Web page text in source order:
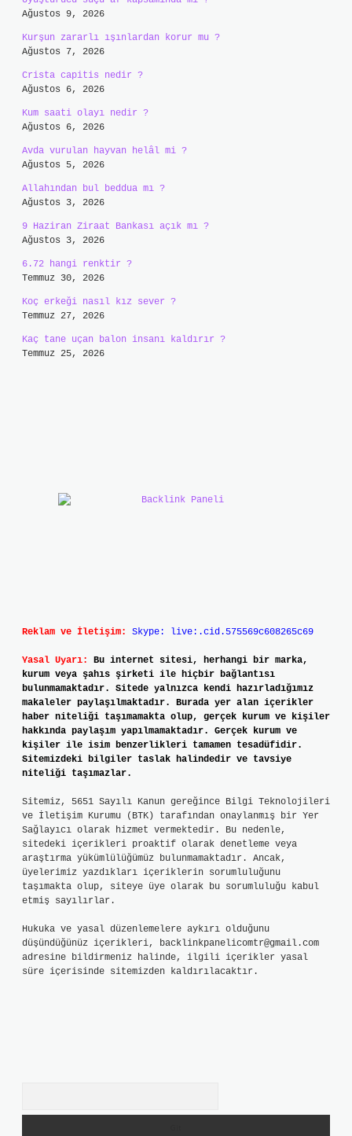
Ağustos 9, 2026
Kurşun zararlı ışınlardan korur mu ?
Ağustos 7, 2026
Crista capitis nedir ?
Ağustos 6, 2026
Kum saati olayı nedir ?
Ağustos 6, 2026
Avda vurulan hayvan helâl mi ?
Ağustos 5, 2026
Allahından bul beddua mı ?
Ağustos 3, 2026
9 Haziran Ziraat Bankası açık mı ?
Ağustos 3, 2026
6.72 hangi renktir ?
Temmuz 30, 2026
Koç erkeği nasıl kız sever ?
Temmuz 27, 2026
Kaç tane uçan balon insanı kaldırır ?
Temmuz 25, 2026
Reklam ve İletişim: Skype: live:.cid.575569c608265c69
Yasal Uyarı:
Bu internet sitesi, herhangi bir marka,
kurum veya şahıs şirketi ile hiçbir bağlantısı
bulunmamaktadır. Sitede yalnızca kendi hazırladığımız
makaleler paylaşılmaktadır. Burada yer alan içerikler
haber niteliği taşımamakta olup, gerçek kurum ve kişiler
hakkında paylaşım yapılmamaktadır. Gerçek kurum ve
kişiler ile isim benzerlikleri tamamen tesadüfidir.
Sitemizdeki bilgiler taslak halindedir ve tavsiye
niteliği taşımazlar.
Sitemiz, 5651 Sayılı Kanun gereğince Bilgi Teknolojileri
ve İletişim Kurumu (BTK) tarafından onaylanmış bir Yer
Sağlayıcı olarak hizmet vermektedir. Bu nedenle,
sitedeki içerikleri proaktif olarak denetleme veya
araştırma yükümlülüğümüz bulunmamaktadır. Ancak,
üyelerimiz yazdıkları içeriklerin sorumluluğunu
taşımakta olup, siteye üye olarak bu sorumluluğu kabul
etmiş sayılırlar.
Hukuka ve yasal düzenlemelere aykırı olduğunu
düşündüğünüz içerikleri, backlinkpanelicomtr@gmail.com
adresine bildirmeniz halinde, ilgili içerikler yasal
süre içerisinde sitemizden kaldırılacaktır.